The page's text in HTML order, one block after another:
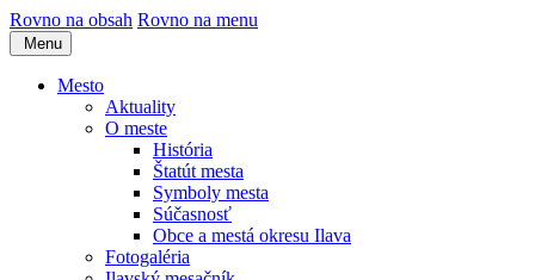
Rovno na obsah Rovno na menu
Menu
Mesto
Aktuality
O meste
História
Štatút mesta
Symboly mesta
Súčasnosť
Obce a mestá okresu Ilava
Fotogaléria